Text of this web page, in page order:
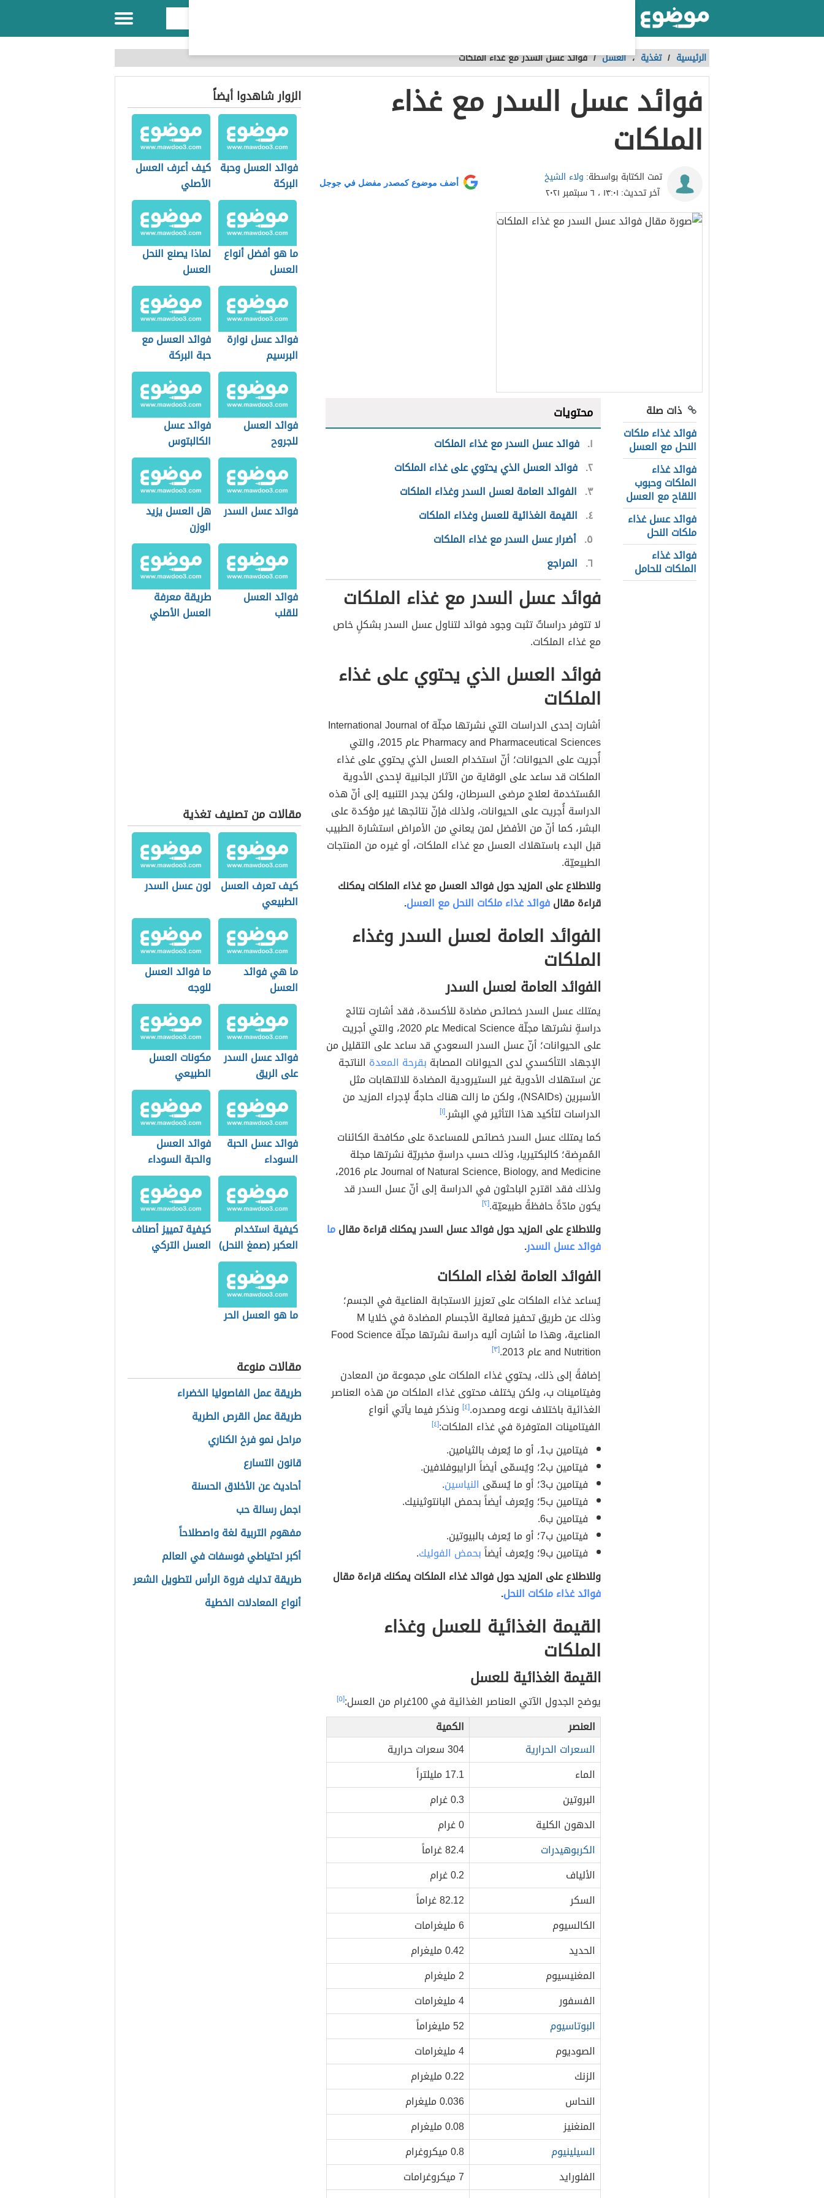
الرئيسية / تغذية ،العسل /فوائد عسل السدر مع غذاء الملكات
فوائد عسل السدر مع غذاء
الملكات
تمت الكتابة بواسطة: ولاء الشيخ
آخر تحديث: ١٣:٠١ ، ٦ سبتمبر ٢٠٢١
أضف موضوع كمصدر مفضل في جوجل
ذات صلة
فوائد غذاء ملكات
النحل مع العسل
فوائد غذاء
الملكات وحبوب
اللقاح مع العسل
فوائد عسل غذاء
ملكات النحل
فوائد غذاء
الملكات للحامل
محتويات
١ فوائد عسل السدر مع غذاء الملكات
٢ فوائد العسل الذي يحتوي على غذاء الملكات
٣ الفوائد العامة لعسل السدر وغذاء الملكات
٤ القيمة الغذائية للعسل وغذاء الملكات
٥ أضرار عسل السدر مع غذاء الملكات
٦ المراجع
فوائد عسل السدر مع غذاء الملكات
لا تتوفر دراساتٌ تثبت وجود فوائد لتناول عسل السدر بشكلٍ خاص
مع غذاء الملكات.
فوائد العسل الذي يحتوي على غذاء
الملكات
أشارت إحدى الدراسات التي نشرتها مجلّة International Journal of
Pharmacy and Pharmaceutical Sciences عام 2015، والتي
أُجريت على الحيوانات؛ أنّ استخدام العسل الذي يحتوي على غذاء
الملكات قد ساعد على الوقاية من الآثار الجانبية لإحدى الأدوية
المُستخدمة لعلاج مرضى السرطان، ولكن يجدر التنبيه إلى أنّ هذه
الدراسة أُجريت على الحيوانات، ولذلك فإنّ نتائجها غير مؤكدة على
البشر، كما أنّ من الأفضل لمن يعاني من الأمراض استشارة الطبيب
قبل البدء باستهلاك العسل مع غذاء الملكات، أو غيره من المنتجات
الطبيعيّة.
وللاطلاع على المزيد حول فوائد العسل مع غذاء الملكات يمكنك
قراءة مقالفوائد غذاء ملكات النحل مع العسل.
الفوائد العامة لعسل السدر وغذاء
الملكات
الفوائد العامة لعسل السدر
يمتلك عسل السدر خصائص مضادة للأكسدة، فقد أشارت نتائج
دراسةٍ نشرتها مجلّة Medical Science عام 2020، والتي أجريت
على الحيوانات؛ أنّ عسل السدر السعودي قد ساعد على التقليل من
الإجهاد التأكسدي لدى الحيوانات المصابة بقرحة المعدة الناتجة
عن استهلاك الأدوية غير الستيرودية المضادة للالتهابات مثل
الأسبرين (NSAIDs)، ولكن ما زالت هناك حاجةٌ لإجراء المزيد من
الدراسات لتأكيد هذا التأثير في البشر.[١]
كما يمتلك عسل السدر خصائص للمساعدة على مكافحة الكائنات
المُمرِضة؛ كالبكتيريا، وذلك حسب دراسةٍ مخبريّة نشرتها مجلة
Journal of Natural Science, Biology, and Medicine عام 2016،
ولذلك فقد اقترح الباحثون في الدراسة إلى أنّ عسل السدر قد
يكون مادّةً حافظةً طبيعيّة.[٢]
وللاطلاع على المزيد حول فوائد عسل السدر يمكنك قراءة مقالما
فوائد عسل السدر.
الفوائد العامة لغذاء الملكات
يُساعد غذاء الملكات على تعزيز الاستجابة المناعية في الجسم؛
وذلك عن طريق تحفيز فعالية الأجسام المضادة في خلايا M
المناعية، وهذا ما أشارت أليه دراسة نشرتها مجلّة Food Science
and Nutrition عام 2013.
[٣]
إضافةً إلى ذلك، يحتوي غذاء الملكات على مجموعة من المعادن
وفيتامينات ب، ولكن يختلف محتوى غذاء الملكات من هذه العناصر
الغذائية باختلاف نوعه ومصدره.[٤]
ونذكر فيما يأتي أنواع
الفيتامينات المتوفرة في غذاء الملكات:[٤]
فيتامين ب1، أو ما يُعرف بالثيامين.
فيتامين ب2؛ ويُسمّى أيضاً الرايبوفلافين.
فيتامين ب3؛ أو ما يُسمّى
النياسين.
فيتامين ب5؛ ويُعرف أيضاً بحمض البانتوثينيك.
فيتامين ب6.
فيتامين ب7؛ أو ما يُعرف بالبيوتين.
فيتامين ب9؛ ويُعرف أيضاً
بحمض الفوليك.
وللاطلاع على المزيد حول فوائد غذاء الملكات يمكنك قراءة مقال
فوائد غذاء ملكات النحل.
القيمة الغذائية للعسل وغذاء
الملكات
القيمة الغذائية للعسل
يوضح الجدول الآتي العناصر الغذائية في 100غرام من العسل: [٥]
العنصر
الكمية
السعرات الحرارية
304 سعرات حرارية
الماء
17.1 مليلتراً
البروتين
0.3 غرام
الدهون الكلية
0 غرام
الكربوهيدرات
82.4 غراماً
الألياف
0.2 غرام
السكر
82.12 غراماً
الكالسيوم
6 مليغرامات
الحديد
0.42 مليغرام
المغنيسيوم
2 مليغرام
الفسفور
4 مليغرامات
البوتاسيوم
52 مليغراماً
الصوديوم
4 مليغرامات
الزنك
0.22 مليغرام
النحاس
0.036 مليغرام
المنغنيز
0.08 مليغرام
السيلينيوم
0.8 ميكروغرام
الفلورايد
7 ميكروغرامات
الزوار شاهدوا أيضاً
فوائد العسل وحبة
البركة
كيف أعرف العسل
الأصلي
ما هو أفضل أنواع
العسل
لماذا يصنع النحل
العسل
فوائد عسل نوارة
البرسيم
فوائد العسل مع
حبة البركة
فوائد العسل
للجروح
فوائد عسل
الكالبتوس
فوائد عسل السدر
هل العسل يزيد
الوزن
فوائد العسل
للقلب
طريقة معرفة
العسل الأصلي
مقالات من تصنيف تغذية
كيف تعرف العسل
الطبيعي
لون عسل السدر
ما هي فوائد
العسل
ما فوائد العسل
للوجه
فوائد عسل السدر
على الريق
مكونات العسل
الطبيعي
فوائد عسل الحبة
السوداء
فوائد العسل
والحبة السوداء
كيفية استخدام
العكبر (صمغ النحل)
كيفية تمييز أصناف
العسل التركي
ما هو العسل الحر
مقالات منوعة
طريقة عمل الفاصوليا الخضراء
طريقة عمل القرص الطرية
مراحل نمو فرخ الكناري
قانون التسارع
أحاديث عن الأخلاق الحسنة
اجمل رسالة حب
مفهوم التربية لغة واصطلاحاً
أكبر احتياطي فوسفات في العالم
طريقة تدليك فروة الرأس لتطويل الشعر
أنواع المعادلات الخطية